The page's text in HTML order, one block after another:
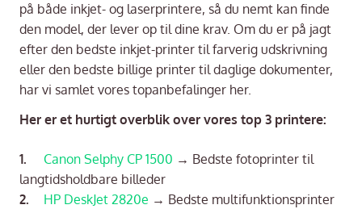
på både inkjet- og laserprintere, så du nemt kan finde
den model, der lever op til dine krav. Om du er på jagt
efter den bedste inkjet-printer til farverig udskrivning
eller den bedste billige printer til daglige dokumenter,
har vi samlet vores topanbefalinger her.
Her er et hurtigt overblik over vores top 3 printere:
Canon Selphy CP 1500 → Bedste fotoprinter til
langtidsholdbare billeder
HP DeskJet 2820e → Bedste multifunktionsprinter